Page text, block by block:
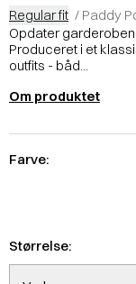
Regular fit / Paddy
Opdater
Produceret i et
outfits - båd...
Om produktet
Farve:
Størrelse: